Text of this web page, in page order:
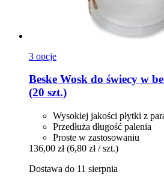
3 opcje
Beske Wosk do świecy w
(20 szt.)
Wysokiej jakości płytki z
Przedłuża długość palenia
Proste w zastosowaniu
136,00 zł (6,80 zł / szt.)
Dostawa do 11 sierpnia